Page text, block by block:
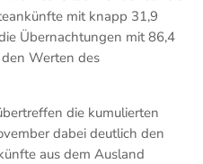
mit knapp 31,9
Übernachtungen mit 86,4
Werten des
die kumulierten
dabei deutlich den
aus dem Ausland